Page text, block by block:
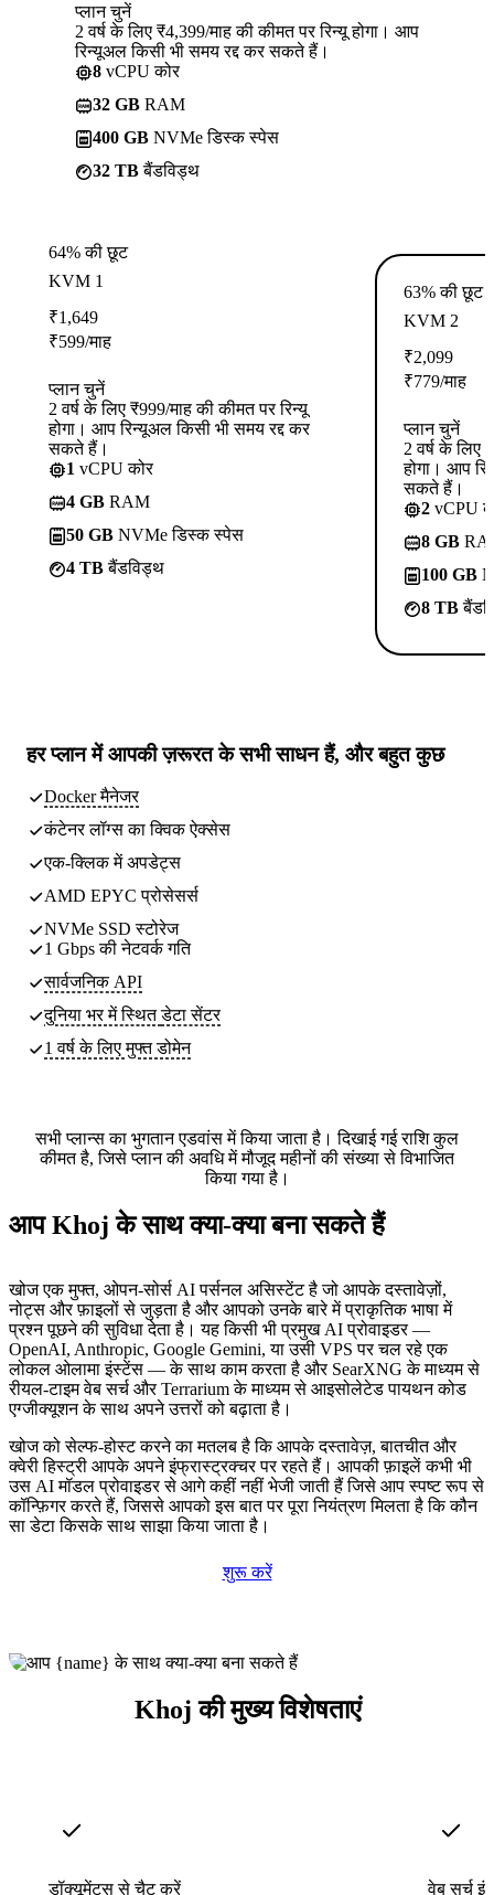
प्लान चुनें
2 वर्ष के लिए ₹4,399/माह की कीमत पर रिन्यू होगा। आप
रिन्यूअल किसी भी समय रद्द कर सकते हैं।
8 vCPU कोर
32 GB RAM
400 GB NVMe डिस्क स्पेस
32 TBबैंडविड्थ
64% की छूट
KVM 1
₹1,649
₹599/माह
प्लान चुनें
2 वर्ष के लिए ₹999/माह की कीमत पर रिन्यू
होगा। आप रिन्यूअल किसी भी समय रद्द कर
सकते हैं।
1 vCPU कोर
4 GB RAM
50 GB NVMe डिस्क स्पेस
4 TBबैंडविड्थ
63% की छूट
KVM 2
₹2,099
₹779/माह
प्लान चुनें
2 वर्ष के लिए
होगा। आप
सकते हैं।
2 vCPU
8 GB
100 GB
8 TB
हर प्लान मेंआपकी ज़रूरत के सभी साधनहैं, और बहुत कुछ
Docker मैनेजर
कंटेनर लॉग्स का क्विक ऐक्सेस
एक-क्लिक में अपडेट्स
AMD EPYC प्रोसेसर्स
NVMe SSD स्टोरेज
1 Gbps की नेटवर्क गति
सार्वजनिक API
दुनिया भर में स्थितडेटा सेंटर
1 वर्ष के लिए मुफ्त डोमेन
सभी प्लान्स का भुगतान एडवांस में किया जाता है। दिखाई गई राशि कुल
कीमत है, जिसे प्लान की अवधि में मौजूद महीनों की संख्या से विभाजित
किया गया है।
आप Khoj के साथ क्या-क्या बना सकते हैं
खोज एक मुफ्त, ओपन-सोर्स AI पर्सनल असिस्टेंट है जो आपके दस्तावेज़ों,
नोट्स और फ़ाइलों से जुड़ता है और आपको उनके बारे में प्राकृतिक भाषा में
प्रश्न पूछने की सुविधा देता है। यह किसी भी प्रमुख AI प्रोवाइडर —
OpenAI, Anthropic, Google Gemini, या उसी VPS पर चल रहे एक
लोकल ओलामा इंस्टेंस — के साथ काम करता है और SearXNG के माध्यम से
रीयल-टाइम वेब सर्च और Terrarium के माध्यम से आइसोलेटेड पायथन कोड
एग्जीक्यूशन के साथ अपने उत्तरों को बढ़ाता है।
खोज को सेल्फ-होस्ट करने का मतलब है कि आपके दस्तावेज़, बातचीत और
क्वेरी हिस्ट्री आपके अपने इंफ्रास्ट्रक्चर पर रहते हैं। आपकी फ़ाइलें कभी भी
उस AI मॉडल प्रोवाइडर से आगे कहीं नहीं भेजी जाती हैं जिसे आप स्पष्ट रूप से
कॉन्फ़िगर करते हैं, जिससे आपको इस बात पर पूरा नियंत्रण मिलता है कि कौन
सा डेटा किसके साथ साझा किया जाता है।
शुरू करें
Khoj की मुख्य विशेषताएं
डॉक्यूमेंट्स से चैट करें वेब सर्च